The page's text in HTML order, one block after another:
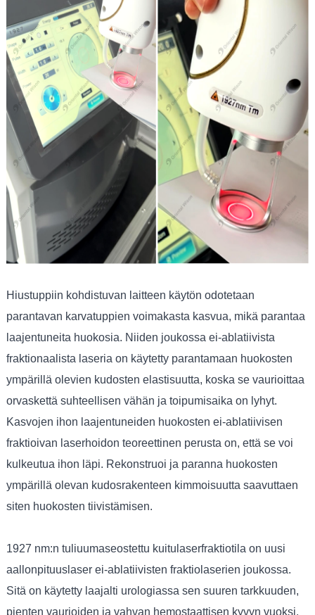
Hiustuppiin kohdistuvan laitteen käytön odotetaan
parantavan karvatuppien voimakasta kasvua, mikä parantaa
laajentuneita huokosia. Niiden joukossa ei-ablatiivista
fraktionaalista laseria on käytetty parantamaan huokosten
ympärillä olevien kudosten elastisuutta, koska se vaurioittaa
orvaskettä suhteellisen vähän ja toipumisaika on lyhyt.
Kasvojen ihon laajentuneiden huokosten ei-ablatiivisen
fraktioivan laserhoidon teoreettinen perusta on, että se voi
kulkeutua ihon läpi. Rekonstruoi ja paranna huokosten
ympärillä olevan kudosrakenteen kimmoisuutta saavuttaen
siten huokosten tiivistämisen.
1927 nm:n tuliuumaseostettu kuitulaserfraktiotila on uusi
aallonpituuslaser ei-ablatiivisten fraktiolaserien joukossa.
Sitä on käytetty laajalti urologiassa sen suuren tarkkuuden,
pienten vaurioiden ja vahvan hemostaattisen kyvyn vuoksi.